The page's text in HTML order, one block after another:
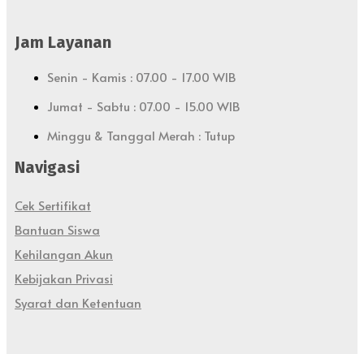
Jam Layanan
Senin - Kamis : 07.00 - 17.00 WIB
Jumat - Sabtu : 07.00 - 15.00 WIB
Minggu & Tanggal Merah : Tutup
Navigasi
Cek Sertifikat
Bantuan Siswa
Kehilangan Akun
Kebijakan Privasi
Syarat dan Ketentuan